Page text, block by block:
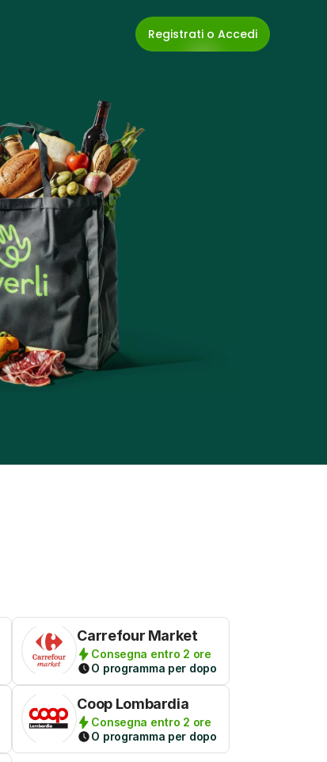
Registrati o Accedi
Carrefour Market
Consegna entro 2 ore
O programma per dopo
Coop Lombardia
Consegna entro 2 ore
O programma per dopo